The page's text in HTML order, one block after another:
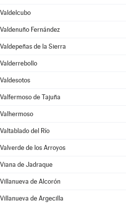
Valdelcubo
Valdenuño Fernández
Valdepeñas de la Sierra
Valderrebollo
Valdesotos
Valfermoso de Tajuña
Valhermoso
Valtablado del Río
Valverde de los Arroyos
Viana de Jadraque
Villanueva de Alcorón
Villanueva de Argecilla